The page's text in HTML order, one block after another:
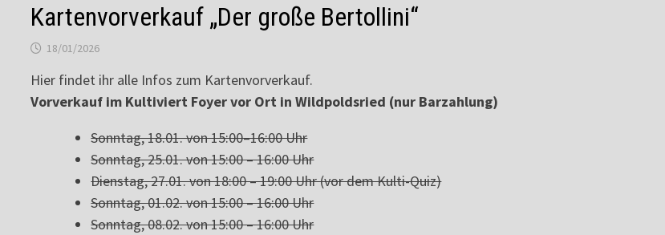
Kartenvorverkauf „Der große Bertollini“
18/01/2026
Hier findet ihr alle Infos zum Kartenvorverkauf.
Vorverkauf im Kultiviert Foyer vor Ort in Wildpoldsried (nur Barzahlung)
Sonntag, 18.01. von 15:00–16:00 Uhr
Sonntag, 25.01. von 15:00 – 16:00 Uhr
Dienstag, 27.01. von 18:00 – 19:00 Uhr (vor dem Kulti-Quiz)
Sonntag, 01.02. von 15:00 – 16:00 Uhr
Sonntag, 08.02. von 15:00 – 16:00 Uhr